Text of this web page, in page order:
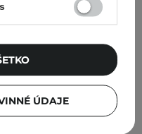
2
PRIDAŤ DO KOŠÍKA
ÚDAJE